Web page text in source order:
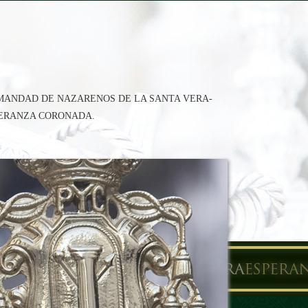
DE NAZARENOS DE LA SANTA VERA-
CORONADA.